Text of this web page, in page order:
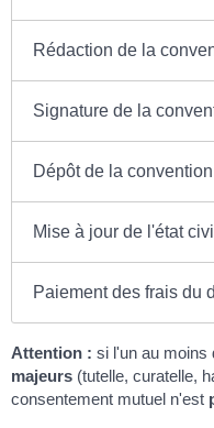
Rédaction de la
Signature de la
Dépôt de la
Mise à jour de l'état civil
Paiement des frais du
Attention : si l'un au moins
majeurs (tutelle, curatelle,
consentement mutuel n'est